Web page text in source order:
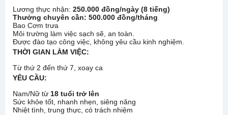
Lương thực nhận: 250.000 đồng/ngày (8 tiếng)
Thưởng chuyên cần: 500.000 đồng/tháng
Bao Cơm trưa
Môi trường làm việc sạch sẽ, an toàn.
Được đào tạo công việc, không yêu cầu kinh nghiệm.
THỜI GIAN LÀM VIỆC:
Từ thứ 2 đến thứ 7, xoay ca
YÊU CẦU:
Nam/Nữ từ 18 tuổi trở lên
Sức khỏe tốt, nhanh nhẹn, siêng năng
Nhiệt tình, trung thực, có trách nhiệm